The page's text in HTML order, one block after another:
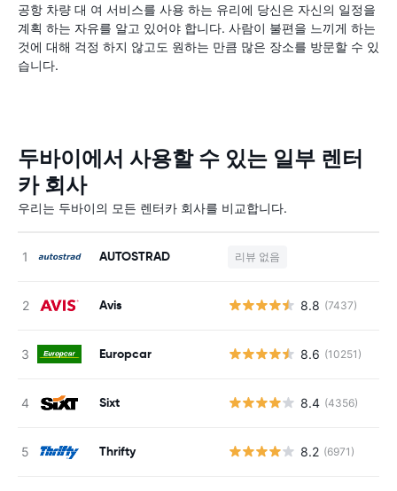
공항 차량 대 여 서비스를 사용 하는 유리에 당신은 자신의 일정을
계획 하는 자유를 알고 있어야 합니다. 사람이 불편을 느끼게 하는
것에 대해 걱정 하지 않고도 원하는 만큼 많은 장소를 방문할 수 있
습니다.
두바이에서 사용할 수 있는 일부 렌터
카 회사
우리는 두바이의 모든 렌터카 회사를 비교합니다.
AUTOSTRAD 리뷰 없음
Avis 8.8 (7437)
Europcar 8.6 (10251)
Sixt 8.4 (4356)
Thrifty 8.2 (6971)